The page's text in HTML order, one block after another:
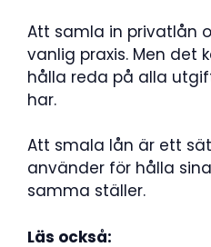
Att samla in privatlån
vanlig praxis. Men det
hålla reda på alla
har.
Att smala lån är ett
använder för hålla
samma ställer.
Läs också: